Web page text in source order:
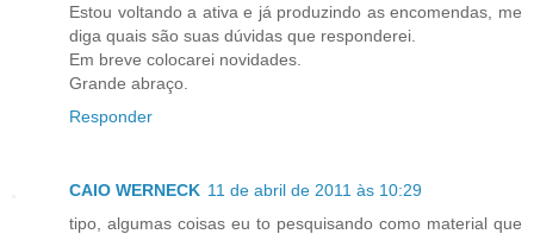
Estou voltando a ativa e já produzindo as encomendas, me
diga quais são suas dúvidas que responderei.
Em breve colocarei novidades.
Grande abraço.
Responder
CAIO WERNECK 11 de abril de 2011 às 10:29
tipo, algumas coisas eu to pesquisando como material que